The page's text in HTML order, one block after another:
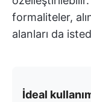
formaliteler,
alanları da
İdeal